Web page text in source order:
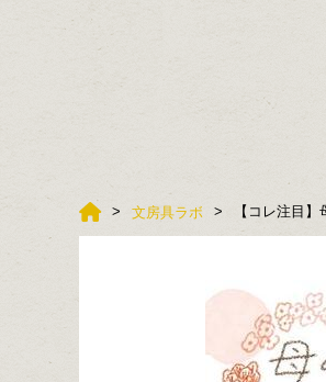
文房具ラボ 【コレ注目